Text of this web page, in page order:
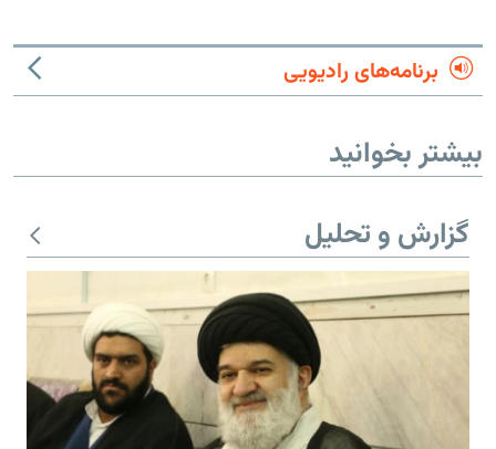
برنامه‌های رادیویی
بیشتر بخوانید
گزارش و تحلیل